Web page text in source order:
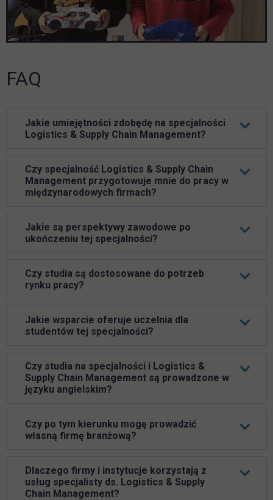
FAQ
Jakie umiejętności zdobędę na specjalności
Logistics & Supply Chain Management?
Czy specjalność Logistics & Supply Chain
Management przygotowuje mnie do pracy w
międzynarodowych firmach?
Jakie są perspektywy zawodowe po
ukończeniu tej specjalności?
Czy studia są dostosowane do potrzeb
rynku pracy?
Jakie wsparcie oferuje uczelnia dla
studentów tej specjalności?
Czy studia na specjalności i Logistics &
Supply Chain Management są prowadzone w
języku angielskim?
Czy po tym kierunku mogę prowadzić
własną firmę branżową?
Dlaczego firmy i instytucje korzystają z
usług specjalisty ds. Logistics & Supply
Chain Management?